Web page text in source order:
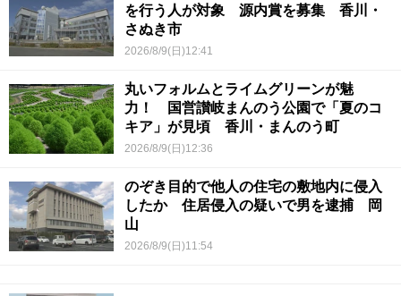
を行う人が対象 源内賞を募集 香川・
さぬき市
2026/8/9(日)12:41
丸いフォルムとライムグリーンが魅
力！ 国営讃岐まんのう公園で「夏のコ
キア」が見頃 香川・まんのう町
2026/8/9(日)12:36
のぞき目的で他人の住宅の敷地内に侵入
したか 住居侵入の疑いで男を逮捕 岡
山
2026/8/9(日)11:54